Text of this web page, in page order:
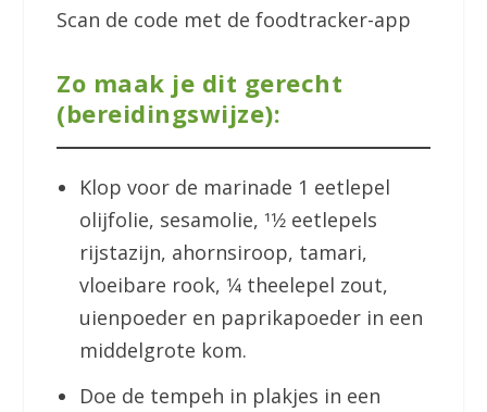
Scan de code met de foodtracker-app
Zo maak je dit gerecht
(bereidingswijze):
Klop voor de marinade 1 eetlepel
olijfolie, sesamolie, 11⁄2 eetlepels
rijstazijn, ahornsiroop, tamari,
vloeibare rook, 1⁄4 theelepel zout,
uienpoeder en paprikapoeder in een
middelgrote kom.
Doe de tempeh in plakjes in een